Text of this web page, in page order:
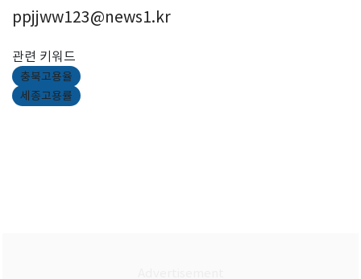
ppjjww123@news1.kr
관련 키워드
충북고용율
세종고용률